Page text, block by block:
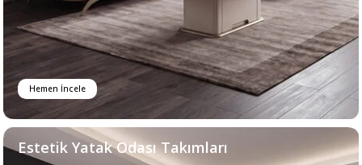
Hemen İncele
Estetik Yatak Odası Takımları